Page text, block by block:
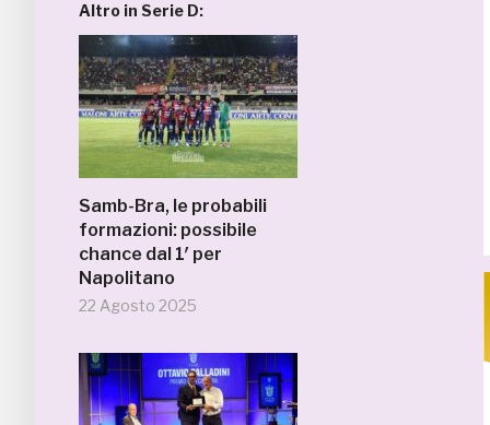
Altro in Serie D:
Samb-Bra, le probabili
formazioni: possibile
chance dal 1′ per
Napolitano
22 Agosto 2025